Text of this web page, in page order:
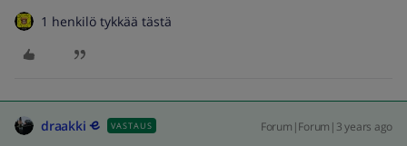
1 henkilö tykkää tästä
draakki VASTAUS Forum|Forum|3 years ago